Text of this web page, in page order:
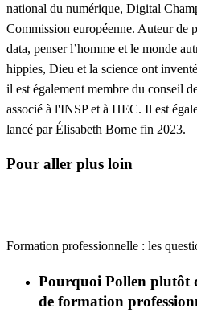
national du numérique, Digital
Commission européenne. Auteur de
data, penser l’homme et le monde
hippies, Dieu et la science ont
il est également membre du conseil
associé à l'INSP et à HEC. Il est
lancé par Élisabeth Borne fin 2023.
Pour aller plus loin
Formation professionnelle : les
Pourquoi Pollen plutôt
de formation